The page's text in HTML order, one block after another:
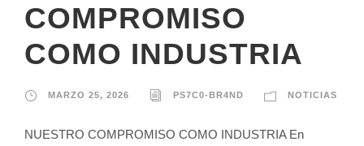
COMPROMISO
COMO INDUSTRIA
MARZO 25, 2026 PS7C0-BR4ND NOTICIAS
NUESTRO COMPROMISO COMO INDUSTRIA En